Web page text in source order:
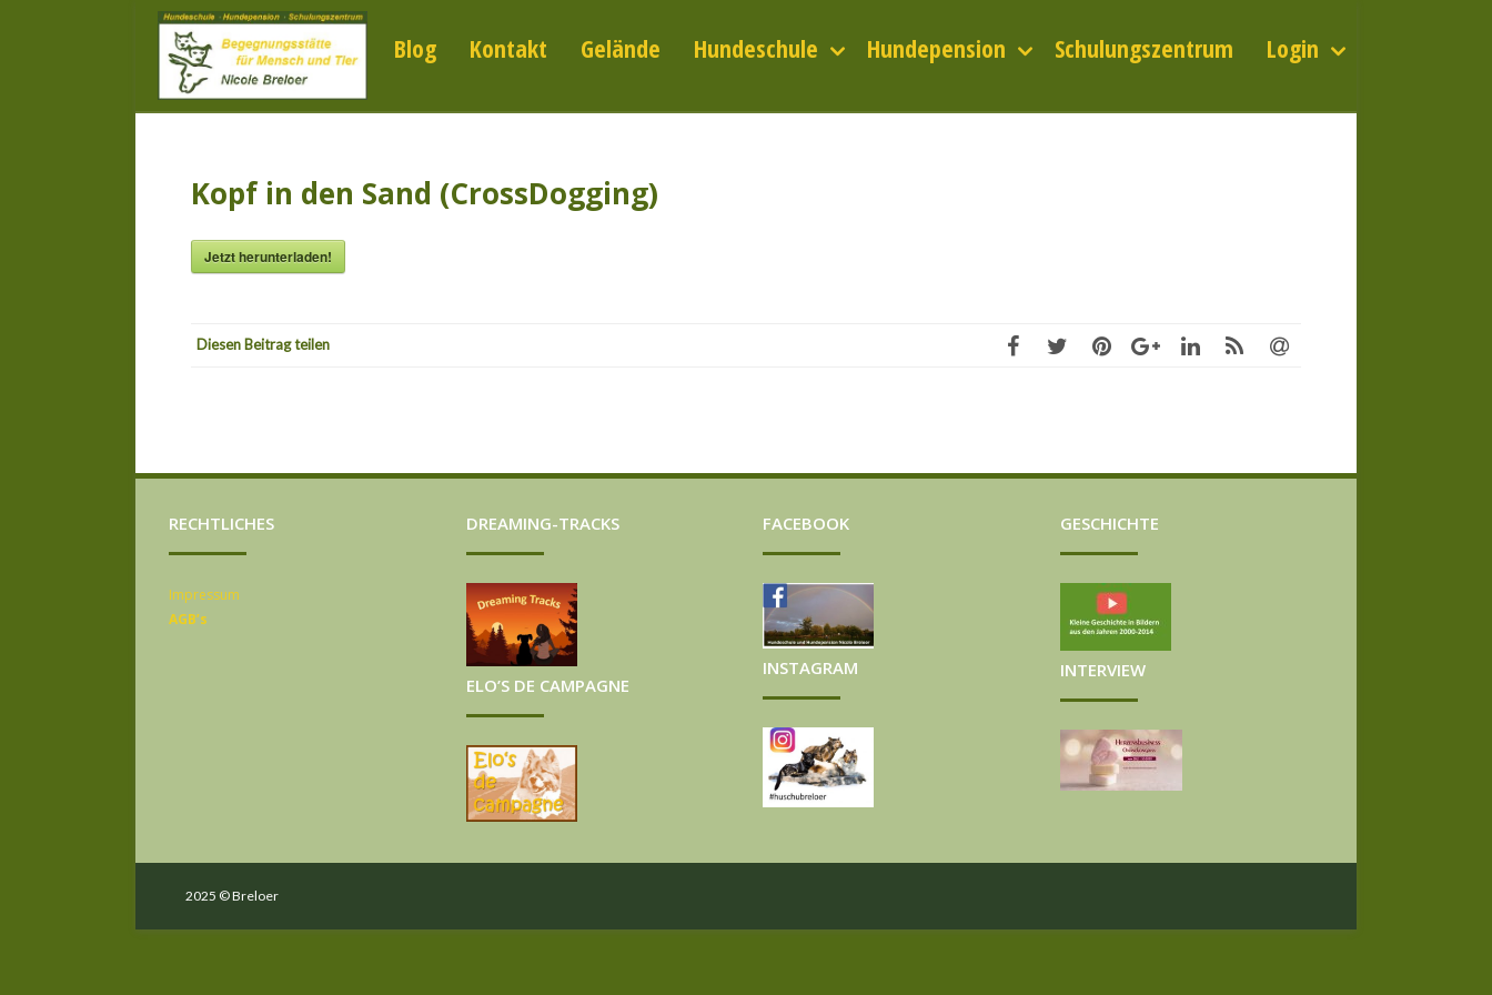
Blog Kontakt Gelände Hundeschule Hundepension Schulungszentrum Login
Kopf in den Sand (CrossDogging)
Jetzt herunterladen!
Diesen Beitrag teilen
RECHTLICHES
Impressum
AGB’s
DREAMING-TRACKS
ELO’S DE CAMPAGNE
FACEBOOK
INSTAGRAM
GESCHICHTE
INTERVIEW
2025 © Breloer